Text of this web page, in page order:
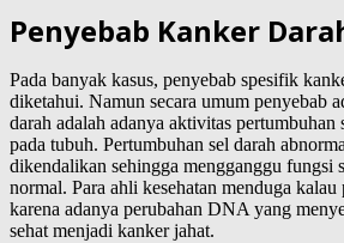
Penyebab Kanker
Pada banyak kasus, penyebab spesifik
diketahui. Namun secara umum penyebab
darah adalah adanya aktivitas pertumbuhan
pada tubuh. Pertumbuhan sel darah
dikendalikan sehingga mengganggu fungsi
normal. Para ahli kesehatan menduga
karena adanya perubahan DNA yang
sehat menjadi kanker jahat.